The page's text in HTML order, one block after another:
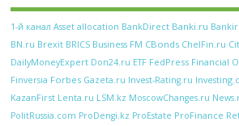
1-й канал Asset allocation BankDirect Banki.ru
BN.ru Brexit BRICS Business FM CBonds ChelFin.ru
DailyMoneyExpert Don24.ru ETF FedPress Financial
Finversia Forbes Gazeta.ru Invest-Rating.ru
KazanFirst Lenta.ru LSM.kz MoscowChanges.ru
PolitRussia.com ProDengi.kz ProEstate ProFinance